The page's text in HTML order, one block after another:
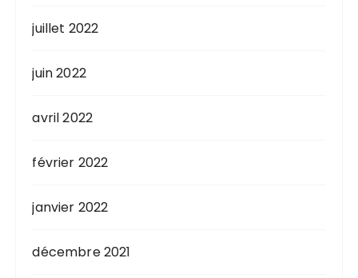
juillet 2022
juin 2022
avril 2022
février 2022
janvier 2022
décembre 2021